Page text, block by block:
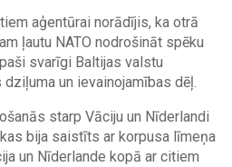
aģentūrai norādījis, ka otrā
ļautu NATO nodrošināt spēku
svarīgi Baltijas valstu
un ievainojamības dēļ.
starp Vāciju un Nīderlandi
bija saistīts ar korpusa līmeņa
un Nīderlande kopā ar citiem